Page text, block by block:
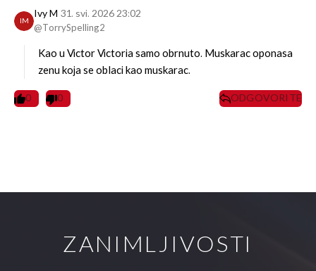
IM
Ivy M
@TorrySpelling2
31. svi. 2026 23:02
Kao u Victor Victoria samo obrnuto. Muskarac oponasa
zenu koja se oblaci kao muskarac.
0 0 ODGOVORITE
ZANIMLJIVOSTI